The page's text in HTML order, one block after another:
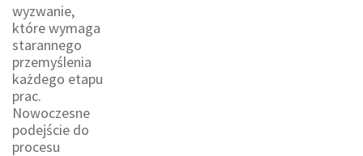
wyzwanie,
które wymaga
starannego
przemyślenia
każdego etapu
prac.
Nowoczesne
podejście do
procesu